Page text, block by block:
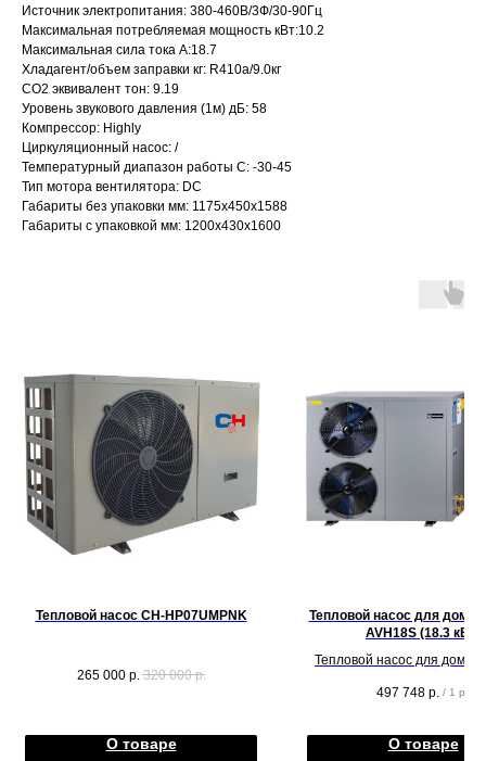
Источник электропитания: 380-460В/3Ф/30-90Гц
Максимальная потребляемая мощность кВт:10.2
Максимальная сила тока А:18.7
Хладагент/объем заправки кг: R410a/9.0кг
СО2 эквивалент тон: 9.19
Уровень звукового давления (1м) дБ: 58
Компрессор: Highly
Циркуляционный насос: /
Температурный диапазон работы С: -30-45
Тип мотора вентилятора: DC
Габариты без упаковки мм: 1175x450x1588
Габариты с упаковкой мм: 1200x430x1600
Тепловой насос CH-HP07UMPNK
265 000 р. 320 000 р.
О товаре
Тепловой насос для дома
AVH18S (18.3 кВт)
Тепловой насос для дома
497 748 р. / 1 pc
О товаре